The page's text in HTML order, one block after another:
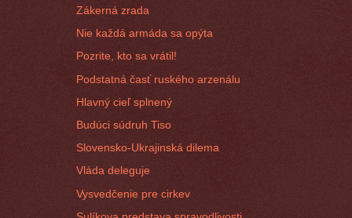
Zákerná zrada
Nie každá armáda sa opýta
Pozrite, kto sa vrátil!
Podstatná časť ruského arzenálu
Hlavný cieľ splnený
Budúci súdruh Tiso
Slovensko-Ukrajinská dilema
Vláda deleguje
Vysvedčenie pre cirkev